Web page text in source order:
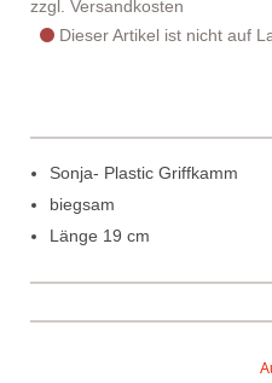
zzgl. Versandkosten
Dieser Artikel ist nicht auf
Sonja- Plastic Griffkamm
biegsam
Länge 19 cm